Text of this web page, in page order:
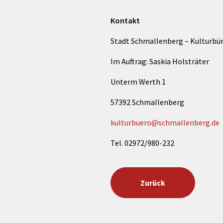
Kontakt
Stadt Schmallenberg –
Im Auftrag: Saskia Holsträter
Unterm Werth 1
57392 Schmallenberg
kulturbuero@schmallenberg.de
Tel. 02972/980-232
Zurück